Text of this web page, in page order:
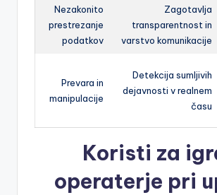
Zagotavlja
transparentnost in
varstvo komunikacije
Nezakonito
prestrezanje
podatkov
Detekcija sumljivih
dejavnosti v realnem
času
Prevara in
manipulacije
Koristi za
operaterje pri